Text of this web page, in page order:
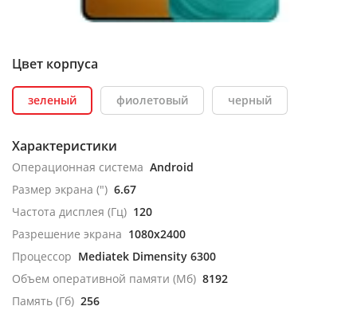
Цвет корпуса
зеленый фиолетовый черный
Характеристики
Операционная система Android
Размер экрана (") 6.67
Частота дисплея (Гц) 120
Разрешение экрана 1080x2400
Процессор Mediatek Dimensity 6300
Объем оперативной памяти (Мб) 8192
Память (Гб) 256